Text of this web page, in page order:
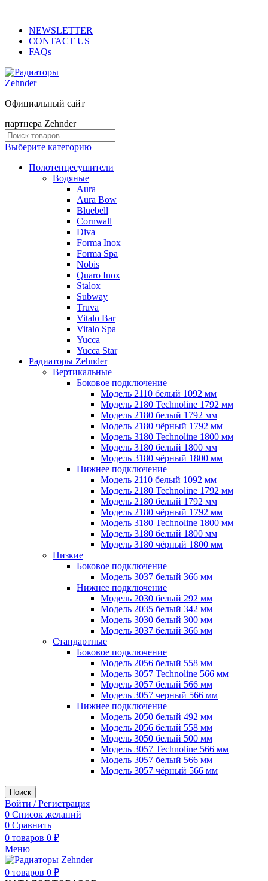
NEWSLETTER
CONTACT US
FAQs
Официальный сайт
партнера Zehnder
Выберите категорию
Полотенцесушители
Водяные
Aura
Aura Bow
Bluebell
Cornwall
Diva
Forma Inox
Forma Spa
Nobis
Quaro Inox
Stalox
Subway
Truva
Vitalo Bar
Vitalo Spa
Yucca
Yucca Star
Радиаторы Zehnder
Вертикальные
Боковое подключение
Модель 2110 белый 1092 мм
Модель 2180 Technoline 1792 мм
Модель 2180 белый 1792 мм
Модель 2180 чёрный 1792 мм
Модель 3180 Technoline 1800 мм
Модель 3180 белый 1800 мм
Модель 3180 чёрный 1800 мм
Нижнее подключение
Модель 2110 белый 1092 мм
Модель 2180 Technoline 1792 мм
Модель 2180 белый 1792 мм
Модель 2180 чёрный 1792 мм
Модель 3180 Technoline 1800 мм
Модель 3180 белый 1800 мм
Модель 3180 чёрный 1800 мм
Низкие
Боковое подключение
Модель 3037 белый 366 мм
Нижнее подключение
Модель 2030 белый 292 мм
Модель 2035 белый 342 мм
Модель 3030 белый 300 мм
Модель 3037 белый 366 мм
Стандартные
Боковое подключение
Модель 2056 белый 558 мм
Модель 3057 Technoline 566 мм
Модель 3057 белый 566 мм
Модель 3057 черный 566 мм
Нижнее подключение
Модель 2050 белый 492 мм
Модель 2056 белый 558 мм
Модель 3050 белый 500 мм
Модель 3057 Technoline 566 мм
Модель 3057 белый 566 мм
Модель 3057 чёрный 566 мм
Поиск
Войти / Регистрация
0 Список желаний
0 Сравнить
0 товаров 0 ₽
Меню
0 товаров 0 ₽